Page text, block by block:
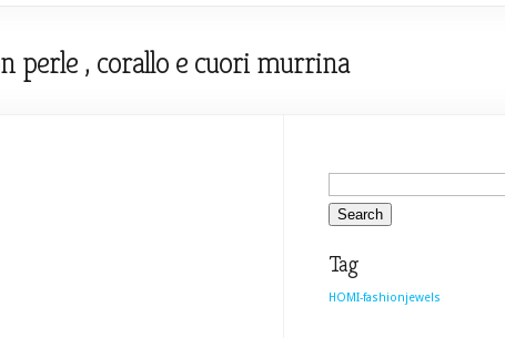
perle , corallo e cuori murrina
Tag
HOMI-fashionjewels